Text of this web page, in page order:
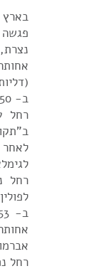
פגשה
ב- 1950 גוייסה לצה"ל לנח"ל, כשכבר הייתה בת 20.
רחל
רחל
רחל נפטרה ב-